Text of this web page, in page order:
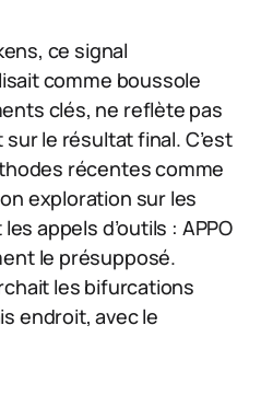
ce signal
comme boussole
clés, ne reflète pas
le résultat final. C’est
récentes comme
exploration sur les
appels d’outils : APPO
le présupposé.
les bifurcations
endroit, avec le